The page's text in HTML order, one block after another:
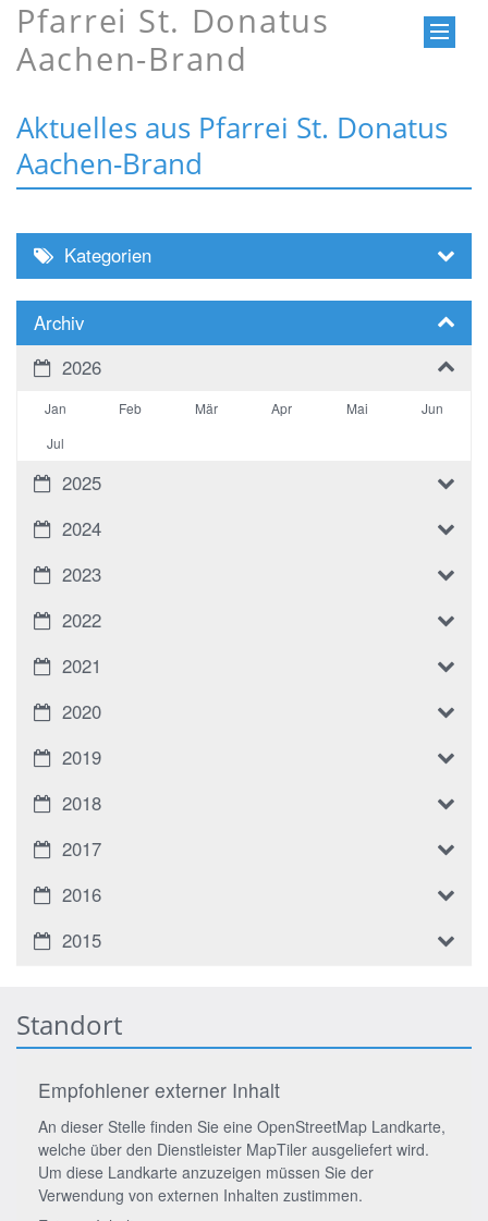
Pfarrei St. Donatus
Aachen-Brand
Aktuelles aus Pfarrei St. Donatus
Aachen-Brand
Kategorien
Archiv
2026
Jan Feb Mär Apr Mai
Jun
Jul
2025
2024
2023
2022
2021
2020
2019
2018
2017
2016
2015
Standort
Empfohlener externer Inhalt
An dieser Stelle finden Sie eine OpenStreetMap Landkarte,
welche über den Dienstleister MapTiler ausgeliefert wird.
Um diese Landkarte anzuzeigen müssen Sie der
Verwendung von externen Inhalten zustimmen.